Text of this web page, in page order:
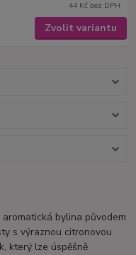
44 Kč bez DPH
Zvolit variantu
bylina původem
s výraznou citronovou
který lze úspěšně